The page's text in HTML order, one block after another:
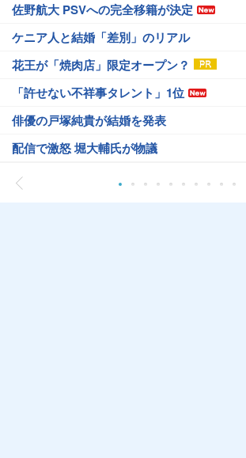
佐野航大 PSVへの完全移籍が決定
ケニア人と結婚「差別」のリアル
花王が「焼肉店」限定オープン？
「許せない不祥事タレント」1位
俳優の戸塚純貴が結婚を発表
配信で激怒 堀大輔氏が物議